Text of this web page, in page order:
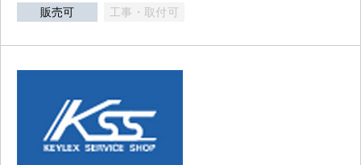
販売可 工事・取付可